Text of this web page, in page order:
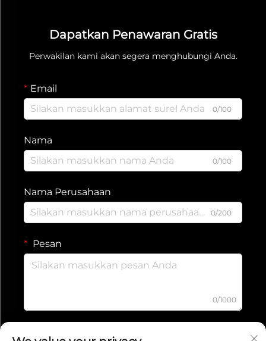
Dapatkan Penawaran Gratis
Perwakilan kami akan segera menghubungi Anda.
Email
0/100
Nama
0/100
Nama Perusahaan
0/200
Pesan
0/1000
Kirim